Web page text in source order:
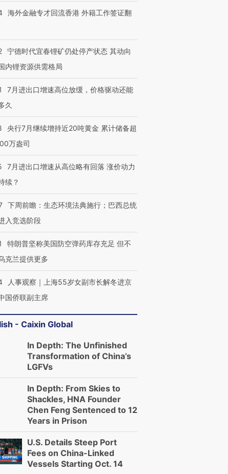
走私7万
体内含3种
度Z世代 用街头抗争将教
机”？难民潮撕裂西班牙
四届链博
“链”接产
【特别呈现】寻找100种
【商旅对话】华住集团
CFO：不靠规模取胜，华
海外金融专才回流香港 外籍工作签证翻
宁德时代宜春锂矿仍处停产状态 其动向
内锂资源供需格局
7月进出口增速高位放缓，价格驱动还能
久
央行7月继续增持近20吨黄金 累计储备超
万盎司
7月进出口增速从高位略有回落 涨价动力
续？
下周前瞻：生态环境法典施行；巴西总统
入竞选阶段
特朗普坚称美国防空弹药库存充足 但不
克兰提供更多
人事观察｜上海55岁女副市长解冬进京
国侨联副主席
- Caixin Global
In Depth: The Unfinished
Transformation of China’s
LGFVs
In Depth: From Skies to
Shackles, HNA Founder
Chen Feng Sentenced to 12
Years in Prison
U.S. Details Steep Port
Fees on China-Linked
Vessels Starting Oct. 14